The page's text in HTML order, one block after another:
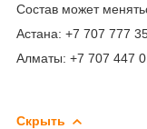
Состав может
Астана: +7 707 777
Алматы: +7 707 447
Скрыть